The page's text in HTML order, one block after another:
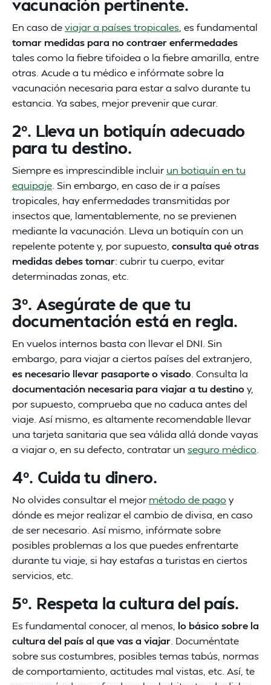
vacunación pertinente.
En caso deviajar a países tropicales , es fundamental
tomar medidas para no contraer enfermedades
tales como la fiebre tifoidea o la fiebre amarilla, entre
otras. Acude a tu médico e infórmate sobre la
vacunación necesaria para estar a salvo durante tu
estancia. Ya sabes, mejor prevenir que curar.
2º. Lleva un botiquín adecuado
para tu destino.
Siempre es imprescindible incluir un botiquín en tu
equipaje . Sin embargo, en caso de ir a países
tropicales, hay enfermedades transmitidas por
insectos que, lamentablemente, no se previenen
mediante la vacunación. Lleva un botiquín con un
repelente potente y, por supuesto, consulta qué otras
medidas debes tomar: cubrir tu cuerpo, evitar
determinadas zonas, etc.
3º. Asegúrate de que tu
documentación está en regla.
En vuelos internos basta con llevar el DNI. Sin
embargo, para viajar a ciertos países del extranjero,
es necesario llevar pasaporte o visado . Consulta la
documentación necesaria para viajar a tu destinoy,
por supuesto, comprueba que no caduca antes del
viaje. Así mismo, es altamente recomendable llevar
una tarjeta sanitaria que sea válida allá donde vayas
a viajar o, en su defecto, contratar un seguro médico
4º. Cuida tu dinero.
No olvides consultar el mejor método de pago y
dónde es mejor realizar el cambio de divisa, en caso
de ser necesario. Así mismo, infórmate sobre
posibles problemas a los que puedes enfrentarte
durante tu viaje, si hay estafas a turistas en ciertos
servicios, etc.
5º. Respeta la cultura del país.
Es fundamental conocer, al menos, lo básico sobre la
cultura del país al que vas a viajar . Documéntate
sobre sus costumbres, posibles temas tabús, normas
de comportamiento, actitudes mal vistas, etc. Así, te